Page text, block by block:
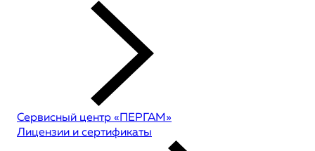
Сервисный центр «ПЕРГАМ»
Лицензии и сертификаты